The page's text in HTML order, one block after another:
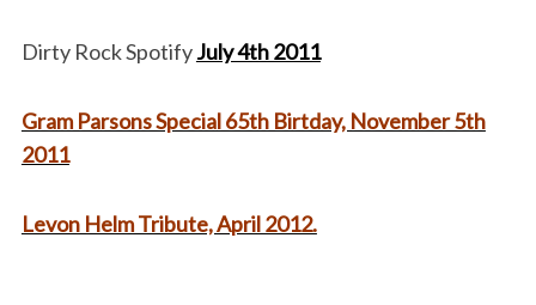
Dirty Rock SpotifyJuly 4th 2011
Gram Parsons Special 65th Birtday, November 5th
2011
Levon Helm Tribute, April 2012.